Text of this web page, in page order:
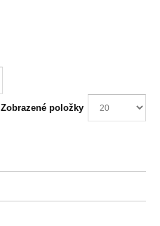
Zobrazené položky